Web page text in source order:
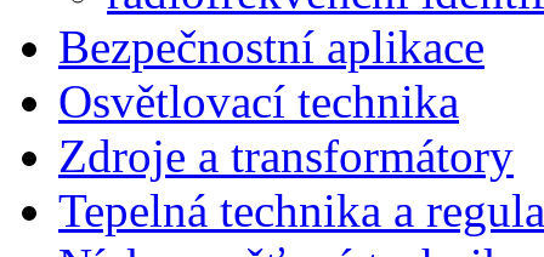
Bezpečnostní aplikace
Osvětlovací technika
Zdroje a transformátory
Tepelná technika a